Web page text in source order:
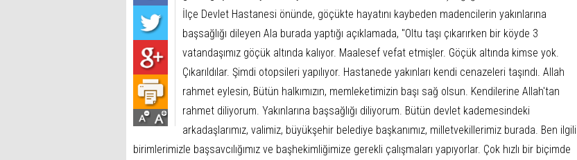
İlçe Devlet Hastanesi önünde, göçükte hayatını kaybeden madencilerin yakınlarına
başsağlığı dileyen Ala burada yaptığı açıklamada, "Oltu taşı çıkarırken bir köyde 3
vatandaşımız göçük altında kalıyor. Maalesef vefat etmişler. Göçük altında kimse yok.
Çıkarıldılar. Şimdi otopsileri yapılıyor. Hastanede yakınları kendi cenazeleri taşındı. Allah
rahmet eylesin, Bütün halkımızın, memleketimizin başı sağ olsun. Kendilerine Allah'tan
rahmet diliyorum. Yakınlarına başsağlığı diliyorum. Bütün devlet kademesindeki
arkadaşlarımız, valimiz, büyükşehir belediye başkanımız, milletvekillerimiz burada. Ben ilgili
birimlerimizle başsavcılığımız ve başhekimliğimize gerekli çalışmaları yapıyorlar. Çok hızlı bir biçimde